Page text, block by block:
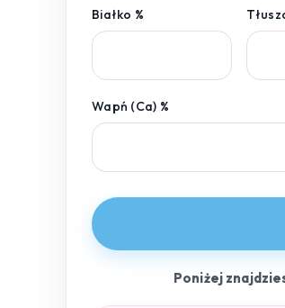
Białko %
Wapń (Ca) %
Poniżej